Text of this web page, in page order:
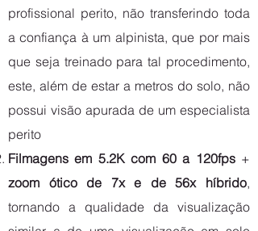
profissional perito, não transferindo toda
a confiança à um alpinista, que por mais
que seja treinado para tal procedimento,
este, além de estar a metros do solo, não
possui visão apurada de um especialista
perito
Filmagens em 5.2K com 60 a 120fps+
zoom ótico de 7x e de 56x
híbrido,
tornando a qualidade da visualização